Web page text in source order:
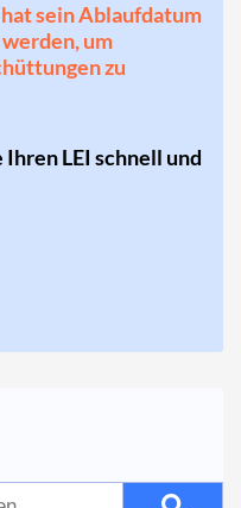
sein Ablaufdatum
um
zu
Ihren LEI schnell und